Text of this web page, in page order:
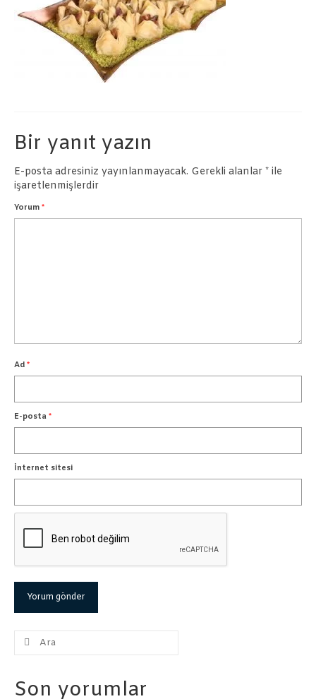
Börekler
Pastalar
Bir yanıt yazın
E-posta adresiniz yayınlanmayacak. Gerekli alanlar * ile
işaretlenmişlerdir
Yorum *
Ad *
E-posta *
İnternet sitesi
Şunu
Son yorumlar